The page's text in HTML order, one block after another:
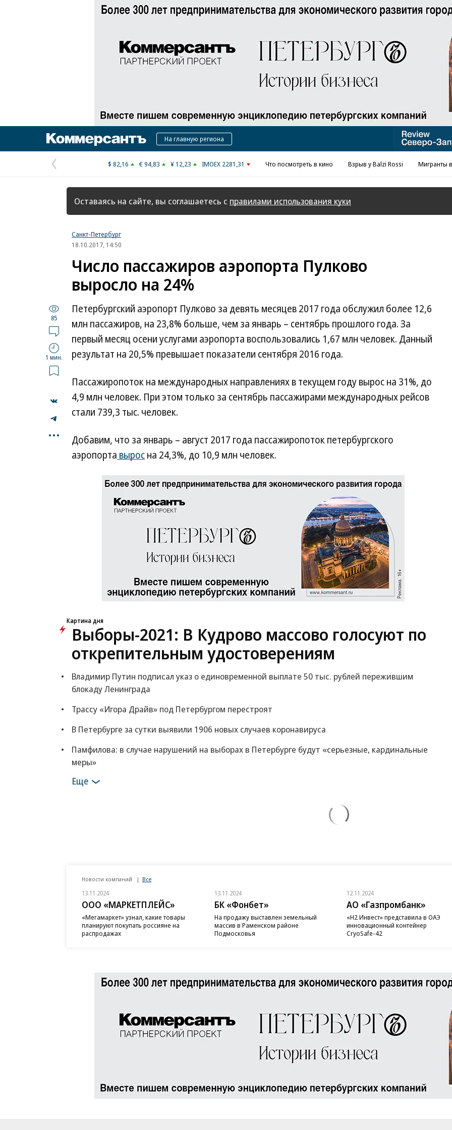
КоммерсантъНа главную региона
Предыдущая
страница
$ 82,16 € 94,83 ¥ 12,23 IMOEX 2281,31 Что посмотреть в кино Взрыв у Balzi Rossi Мигранты
Оставаясь на сайте, вы соглашаетесь с правилами использования куки
Санкт-Петербург
18.10.2017, 14:50
Число пассажиров аэропорта Пулково
выросло на 24%
85
1 мин.
...
Петербургский аэропорт Пулково за девять месяцев 2017 года обслужил более 12,6
млн пассажиров, на 23,8% больше, чем за январь – сентябрь прошлого года. За
первый месяц осени услугами аэропорта воспользовались 1,67 млн человек. Данный
результат на 20,5% превышает показатели сентября 2016 года.
Пассажиропоток на международных направлениях в текущем году вырос на 31%, до
4,9 млн человек. При этом только за сентябрь пассажирами международных рейсов
стали 739,3 тыс. человек.
Добавим, что за январь – август 2017 года пассажиропоток петербургского
аэропорта выросна 24,3%, до 10,9 млн человек.
Картина дня
Выборы-2021: В Кудрово массово голосуют по
открепительным удостоверениям
Владимир Путин подписал указ о единовременной выплате 50 тыс. рублей пережившим
блокаду Ленинграда
Трассу «Игора Драйв» под Петербургом перестроят
В Петербурге за сутки выявили 1906 новых случаев коронавируса
Памфилова: в случае нарушений на выборах в Петербурге будут «серьезные, кардинальные
меры»
Еще
Новости компаний Все
13.11.2024
ООО «МАРКЕТПЛЕЙС»
«Мегамаркет» узнал, какие товары
планируют покупать россияне на
распродажах
13.11.2024
БК «Фонбет»
На продажу выставлен земельный
массив в Раменском районе
Подмосковья
12.11.2024
АО «Газпромбанк»
«H2 Инвест» представила в ОАЭ
инновационный контейнер
CryoSafe-42